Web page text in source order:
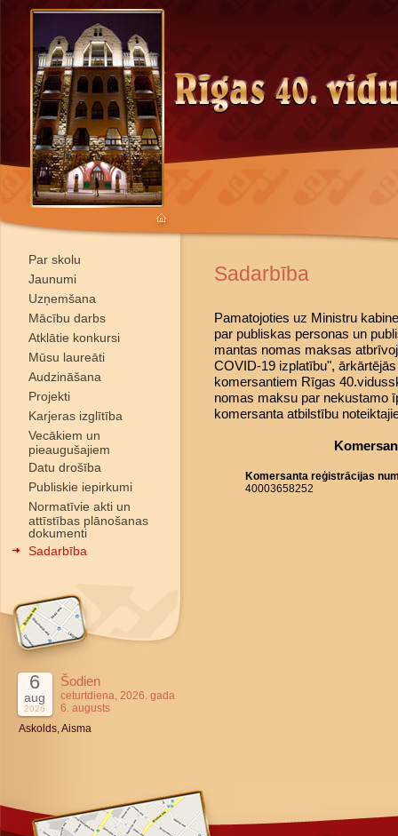
Par skolu
Jaunumi
Uzņemšana
Mācību darbs
Atklātie konkursi
Mūsu laureāti
Audzināšana
Projekti
Karjeras izglītība
Vecākiem un
pieaugušajiem
Datu drošība
Publiskie iepirkumi
Normatīvie akti un
attīstības plānošanas
dokumenti
Sadarbība
6
aug
2026
Šodien
ceturtdiena, 2026. gada
6. augusts
Askolds, Aisma
Sadarbība
Pamatojoties uz Ministru
par publiskas personas un
mantas nomas maksas
COVID-19 izplatību",
komersantiem Rīgas
nomas maksu par nekustamo
komersanta atbilstību
Komersanta reģistrācijas
40003658252